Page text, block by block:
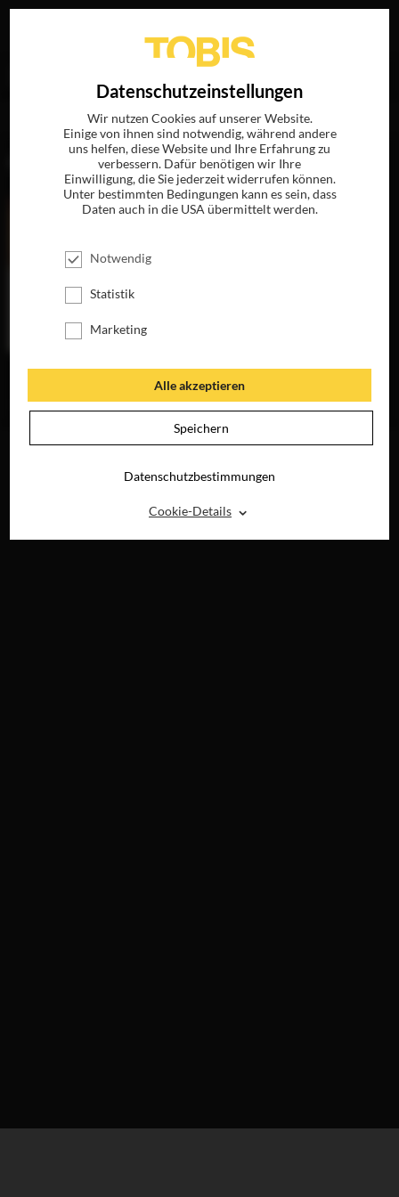
„Gaetano Carito“
EIN LETZTER
JETZT AUF DVD &
Datenschutzeinstellungen
Wir nutzen Cookies auf unserer Website.
Einige von ihnen sind notwendig, während andere
uns helfen, diese Website und Ihre Erfahrung zu
verbessern. Dafür benötigen wir Ihre
Einwilligung, die Sie jederzeit widerrufen können.
Unter bestimmten Bedingungen kann es sein, dass
Daten auch in die USA übermittelt werden.
Notwendig
Statistik
Marketing
Alle akzeptieren
Speichern
Datenschutzbestimmungen
Cookie-Details ⌃